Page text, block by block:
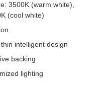
3500K (warm white),
(cool white)
intelligent design
backing
lighting